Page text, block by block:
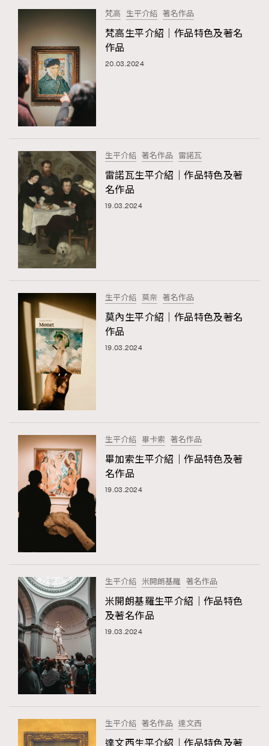
梵高 生平介紹 著名作品
梵高生平介紹｜作品特色及著名
作品
20.03.2024
生平介紹 著名作品 雷諾瓦
雷諾瓦生平介紹｜作品特色及著
名作品
19.03.2024
生平介紹 莫奈 著名作品
莫內生平介紹｜作品特色及著名
作品
19.03.2024
生平介紹 畢卡索 著名作品
畢加索生平介紹｜作品特色及著
名作品
19.03.2024
生平介紹 米開朗基羅 著名作品
米開朗基羅生平介紹｜作品特色
及著名作品
19.03.2024
生平介紹 著名作品 達文西
達文西生平介紹｜作品特色及著